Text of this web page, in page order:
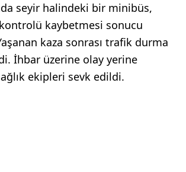
seyir halindeki bir minibüs,
kaybetmesi sonucu
kaza sonrası trafik durma
İhbar üzerine olay yerine
ekipleri sevk edildi.